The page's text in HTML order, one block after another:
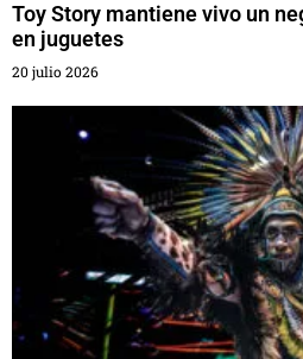
Toy Story mantiene vivo un
en juguetes
20 julio 2026